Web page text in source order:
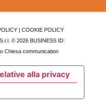
| COOKIE POLICY
© 2026 BUSINESS ID:
Chiesa communication
alla privacy